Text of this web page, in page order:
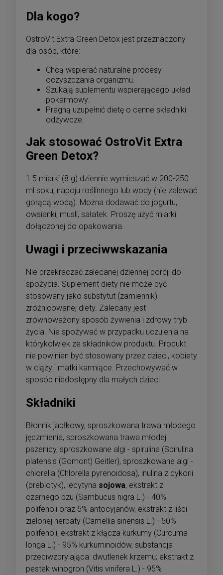
Dla kogo?
OstroVit Extra Green Detox jest przeznaczony
dla osób, które:
Chcą wspierać naturalne procesy
oczyszczania organizmu.
Szukają suplementu wspierającego układ
pokarmowy.
Pragną uzupełnić dietę o cenne składniki
odżywcze.
Jak stosować OstroVit Extra
Green Detox?
1.5 miarki (8 g) dziennie wymieszać w 200-250
ml soku, napoju roślinnego lub wody (nie zalewać
gorącą wodą). Można dodawać do jogurtu,
owsianki, musli, sałatek. Proszę użyć miarki
dołączonej do opakowania.
Uwagi i przeciwwskazania
Nie przekraczać zalecanej dziennej porcji do
spożycia. Suplement diety nie może być
stosowany jako substytut (zamiennik)
zróżnicowanej diety. Zalecany jest
zrównoważony sposób żywienia i zdrowy tryb
życia. Nie spożywać w przypadku uczulenia na
którykolwiek ze składników produktu. Produkt
nie powinien być stosowany przez dzieci, kobiety
w ciąży i matki karmiące. Przechowywać w
sposób niedostępny dla małych dzieci.
Składniki
Błonnik jabłkowy, sproszkowana trawa młodego
jęczmienia, sproszkowana trawa młodej
pszenicy, sproszkowane algi - spirulina (Spirulina
platensis (Gomont) Geitler), sproszkowane algi -
chlorella (Chlorella pyrenoidosa), inulina z cykorii
(prebiotyk), lecytyna sojowa, ekstrakt z
czarnego bzu (Sambucus nigra L.) - 40%
polifenoli oraz 5% antocyjanów, ekstrakt z liści
zielonej herbaty (Camellia sinensis L.) - 50%
polifenoli, ekstrakt z kłącza kurkumy (Curcuma
longa L.) - 95% kurkuminoidów, substancja
przeciwzbrylająca: dwutlenek krzemu; ekstrakt z
pestek winogron (Vitis vinifera L.) - 95%